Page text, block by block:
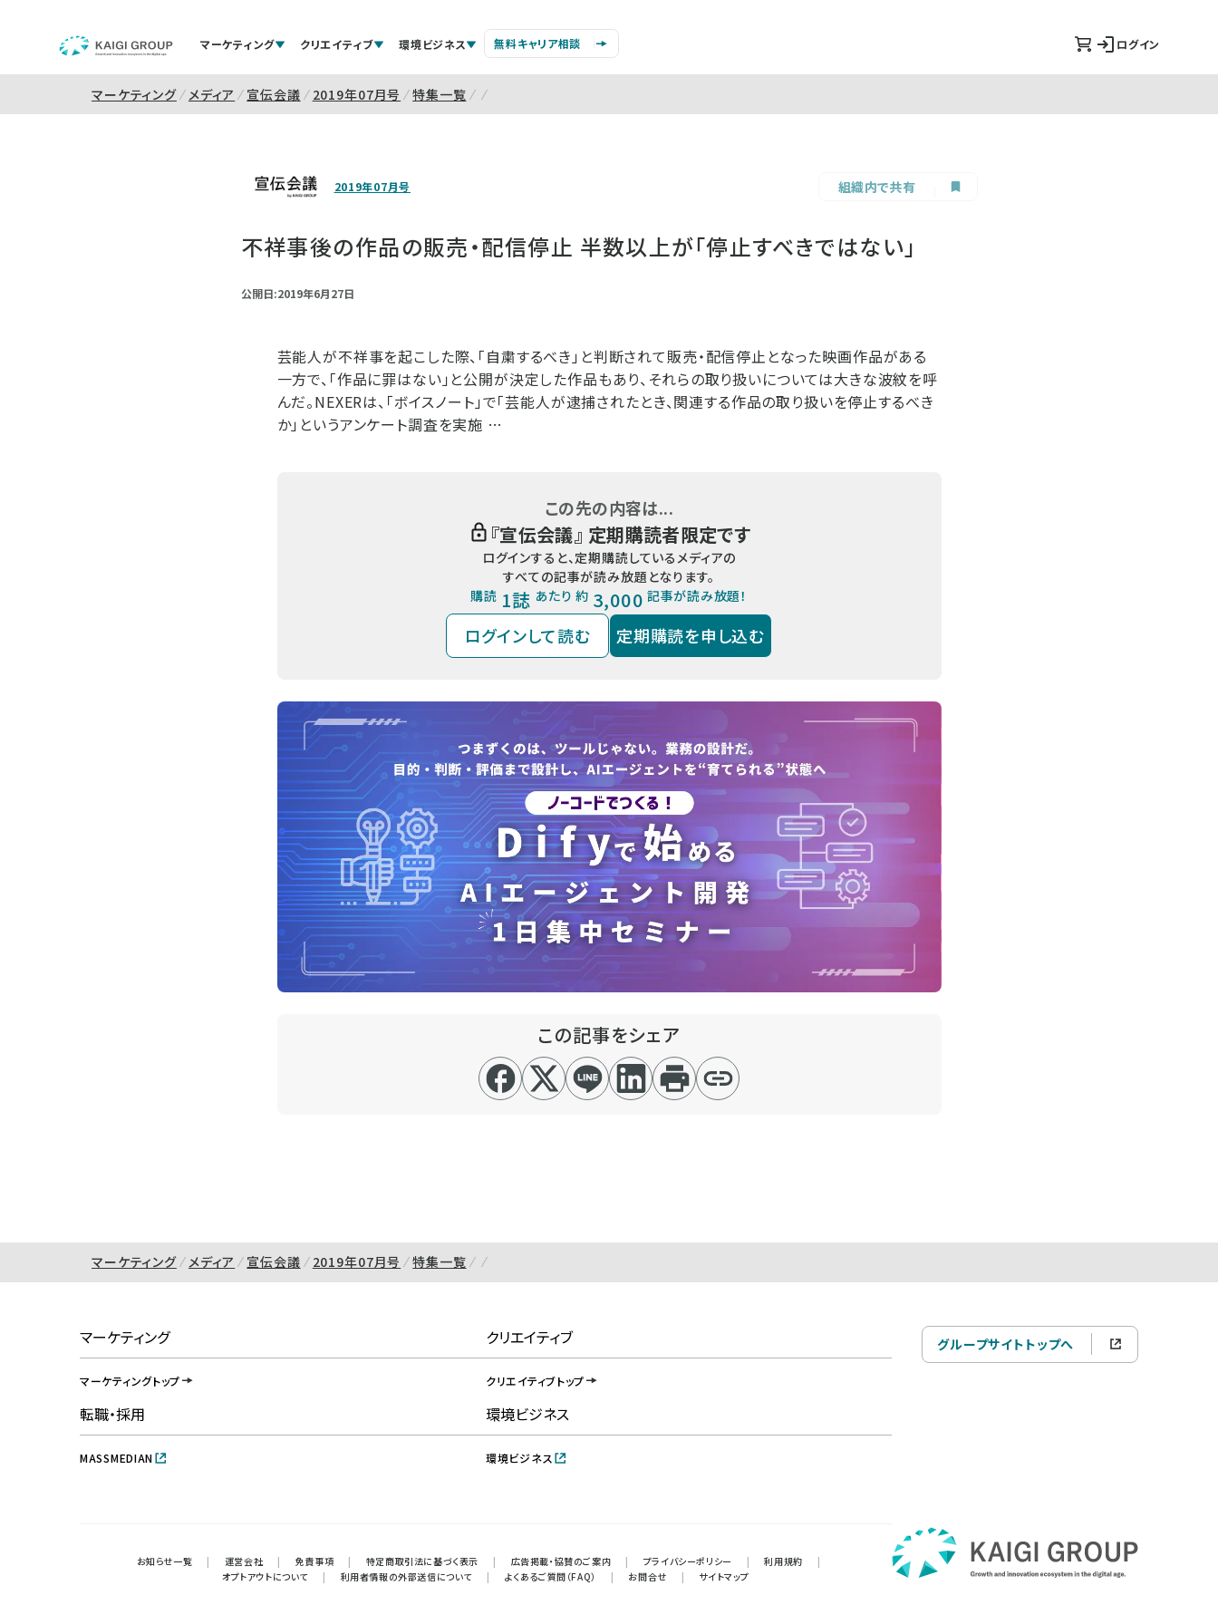
マーケティング クリエイティブ 環境ビジネス 無料キャリア相談 ログイン
マーケティング メディア 宣伝会議 2019年07月号 特集一覧
2019年07月号 組織内で共有
不祥事後の作品の販売・配信停止 半数以上が「停止すべきではない」
公開日:2019年6月27日
芸能人が不祥事を起こした際、「自粛するべき」と判断されて販売・配信停止となった映画作品がある
一方で、「作品に罪はない」と公開が決定した作品もあり、それらの取り扱いについては大きな波紋を呼
んだ。NEXERは、「ボイスノート」で「芸能人が逮捕されたとき、関連する作品の取り扱いを停止するべき
か」というアンケート調査を実施 …
この先の内容は...
『宣伝会議』 定期購読者限定です
ログインすると、定期購読しているメディアの
すべての記事が読み放題となります。
購読 1誌 あたり 約 3,000 記事が読み放題！
ログインして読む 定期購読を申し込む
この記事をシェア
マーケティング メディア 宣伝会議 2019年07月号 特集一覧
マーケティング
マーケティングトップ
クリエイティブ
クリエイティブトップ
転職・採用
MASSMEDIAN
環境ビジネス
環境ビジネス
お知らせ一覧 | 運営会社 | 免責事項 | 特定商取引法に基づく表示 | 広告掲載・協賛のご案内 | プライバシーポリシー | 利用規約
|
オプトアウトについて
| 利用者情報の外部送信について | よくあるご質問（FAQ） | お問合せ | サイトマップ
グループサイトトップへ